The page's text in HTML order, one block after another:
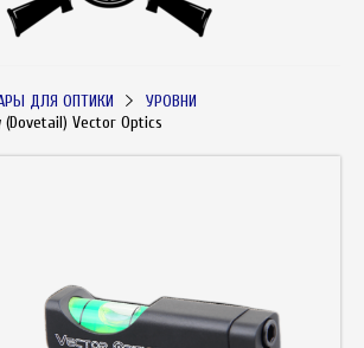
ДЛЯ ОПТИКИ
УРОВНИ
Vector Optics